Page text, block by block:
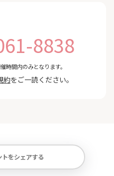
8838
時間内のみとなります。
約をご一読ください。
トをシェアする